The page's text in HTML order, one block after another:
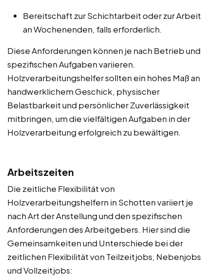
Bereitschaft zur Schichtarbeit oder zur Arbeit
an Wochenenden, falls erforderlich.
Diese Anforderungen können je nach Betrieb und
spezifischen Aufgaben variieren.
Holzverarbeitungshelfer sollten ein hohes Maß an
handwerklichem Geschick, physischer
Belastbarkeit und persönlicher Zuverlässigkeit
mitbringen, um die vielfältigen Aufgaben in der
Holzverarbeitung erfolgreich zu bewältigen.
Arbeitszeiten
Die zeitliche Flexibilität von
Holzverarbeitungshelfern in Schotten variiert je
nach Art der Anstellung und den spezifischen
Anforderungen des Arbeitgebers. Hier sind die
Gemeinsamkeiten und Unterschiede bei der
zeitlichen Flexibilität von Teilzeitjobs, Nebenjobs
und Vollzeitjobs: